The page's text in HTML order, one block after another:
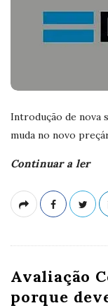
Introdução de nova
muda no novo
Continuar a ler
Avaliação
porque